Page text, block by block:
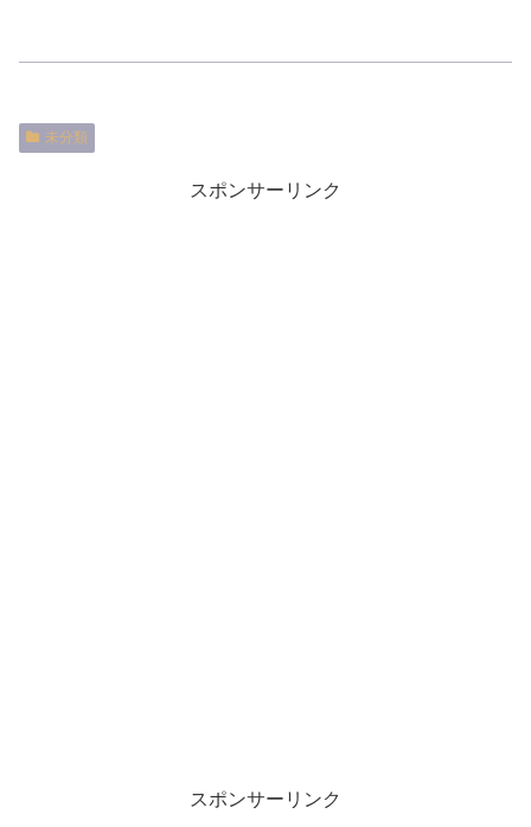
未分類
スポンサーリンク
スポンサーリンク